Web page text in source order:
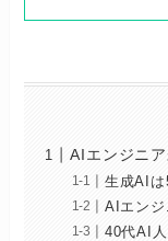
AIエンジニ
生成AIは
AIエンジ
40代AI